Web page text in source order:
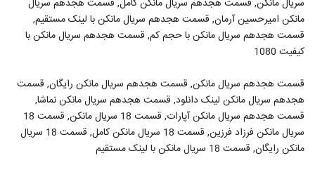
سریال مانکن, قسمت هجدهم سریال مانکن کامل, قسمت هجدهم سریال
مانکن امیرحسین آرمان, قسمت هجدهم سریال مانکن با لینک مستقیم,
قسمت هجدهم سریال مانکن با حجم کم, قسمت هجدهم سریال مانکن با
کیفیت 1080
قسمت هجدهم سریال مانکن, قسمت هجدهم سریال مانکن رایگان, قسمت
هجدهم سریال مانکن لینک دانلود, قسمت هجدهم سریال مانکن نماشا,
قسمت هجدهم سریال مانکن آپارات, قسمت 18 سریال مانکن, قسمت 18
سریال مانکن فرزاد فرزین, قسمت 18 سریال مانکن کامل, قسمت 18 سریال
مانکن رایگان, قسمت 18 سریال مانکن با لینک مستقیم